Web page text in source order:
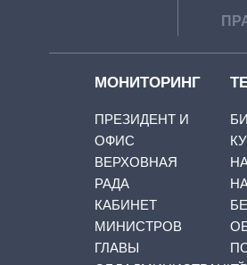
МОНИТОРИНГ
ПРЕЗИДЕНТ И
ОФИС
ВЕРХОВНАЯ
РАДА
КАБИНЕТ
МИНИСТРОВ
ГЛАВЫ